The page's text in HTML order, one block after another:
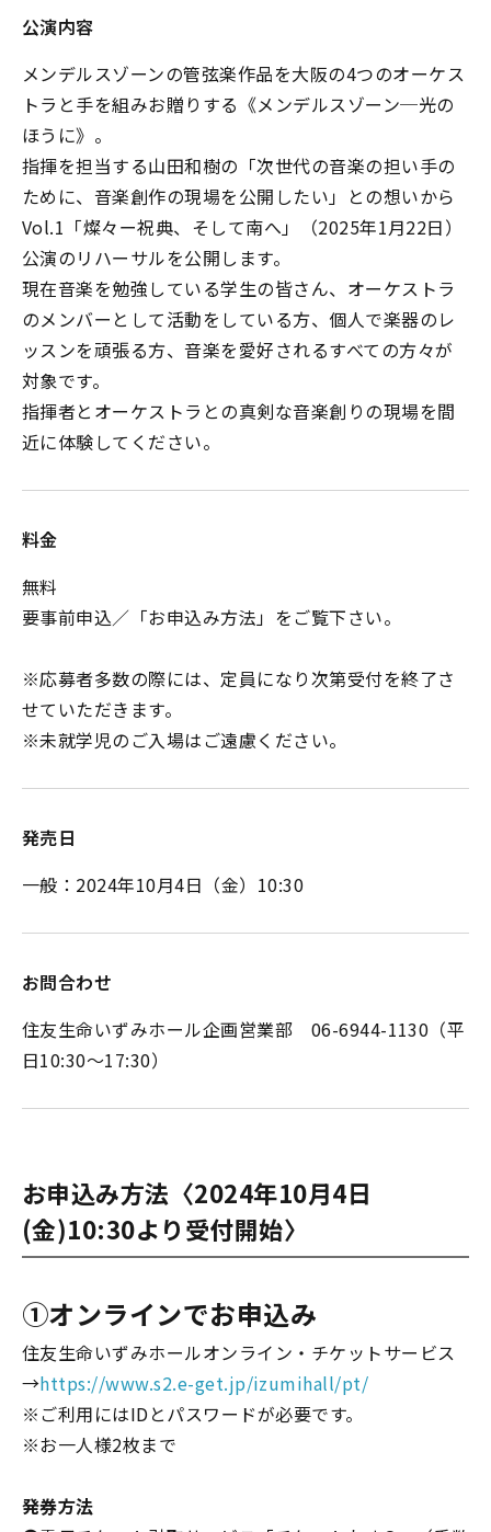
公演内容
メンデルスゾーンの管弦楽作品を大阪の4つのオーケス
トラと手を組みお贈りする《メンデルスゾーン─光の
ほうに》。
指揮を担当する山田和樹の「次世代の音楽の担い手の
ために、音楽創作の現場を公開したい」との想いから
Vol.1「燦々ー祝典、そして南へ」（2025年1月22日）
公演のリハーサルを公開します。
現在音楽を勉強している学生の皆さん、オーケストラ
のメンバーとして活動をしている方、個人で楽器のレ
ッスンを頑張る方、音楽を愛好されるすべての方々が
対象です。
指揮者とオーケストラとの真剣な音楽創りの現場を間
近に体験してください。
料金
無料
要事前申込／「お申込み方法」をご覧下さい。
※応募者多数の際には、定員になり次第受付を終了さ
せていただきます。
※未就学児のご入場はご遠慮ください。
発売日
一般：2024年10月4日（金）10:30
お問合わせ
住友生命いずみホール企画営業部 06-6944-1130（平
日10:30～17:30）
お申込み方法〈2024年10月4日
(金)10:30より受付開始〉
①オンラインでお申込み
住友生命いずみホールオンライン・チケットサービス
→https://www.s2.e-get.jp/izumihall/pt/
※ご利用にはIDとパスワードが必要です。
※お一人様2枚まで
発券方法